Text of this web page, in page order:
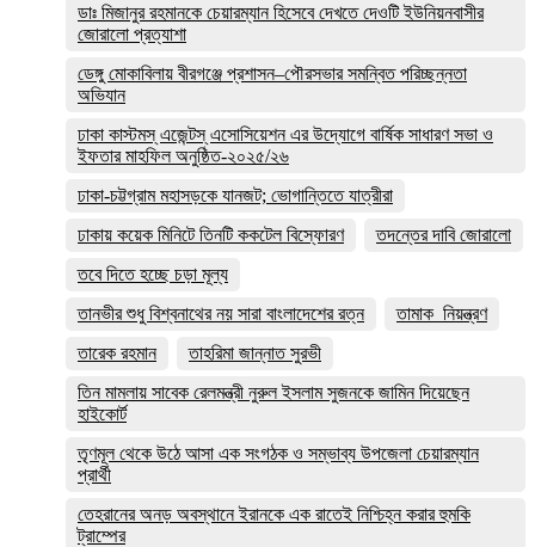
ডাঃ মিজানুর রহমানকে চেয়ারম্যান হিসেবে দেখতে দেওটি ইউনিয়নবাসীর
জোরালো প্রত্যাশা
ডেঙ্গু মোকাবিলায় বীরগঞ্জে প্রশাসন–পৌরসভার সমন্বিত পরিচ্ছন্নতা
অভিযান
ঢাকা কাস্টমস্ এজেন্টস্ এসোসিয়েশন এর উদ্যোগে বার্ষিক সাধারণ সভা ও
ইফতার মাহফিল অনুষ্ঠিত-২০২৫/২৬
ঢাকা-চট্টগ্রাম মহাসড়কে যানজট; ভোগান্তিতে যাত্রীরা
ঢাকায় কয়েক মিনিটে তিনটি ককটেল বিস্ফোরণ
তদন্তের দাবি জোরালো
তবে দিতে হচ্ছে চড়া মূল্য
তানভীর শুধু বিশ্বনাথের নয় সারা বাংলাদেশের রত্ন
তামাক_নিয়ন্ত্রণ
তারেক রহমান
তাহরিমা জান্নাত সুরভী
তিন মামলায় সাবেক রেলমন্ত্রী নুরুল ইসলাম সুজনকে জামিন দিয়েছেন
হাইকোর্ট
তৃণমূল থেকে উঠে আসা এক সংগঠক ও সম্ভাব্য উপজেলা চেয়ারম্যান
প্রার্থী
তেহরানের অনড় অবস্থানে ইরানকে এক রাতেই নিশ্চিহ্ন করার হুমকি
ট্রাম্পের